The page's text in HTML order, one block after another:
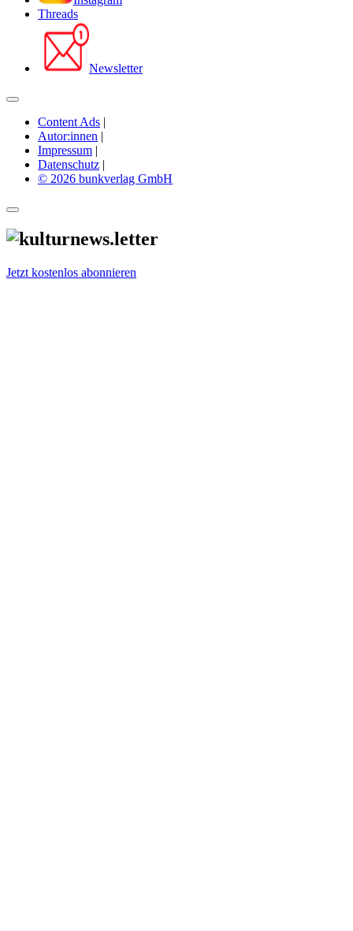
Threads
Newsletter
Content Ads |
Autor:innen |
Impressum |
Datenschutz |
© 2026 bunkverlag GmbH
Jetzt kostenlos abonnieren